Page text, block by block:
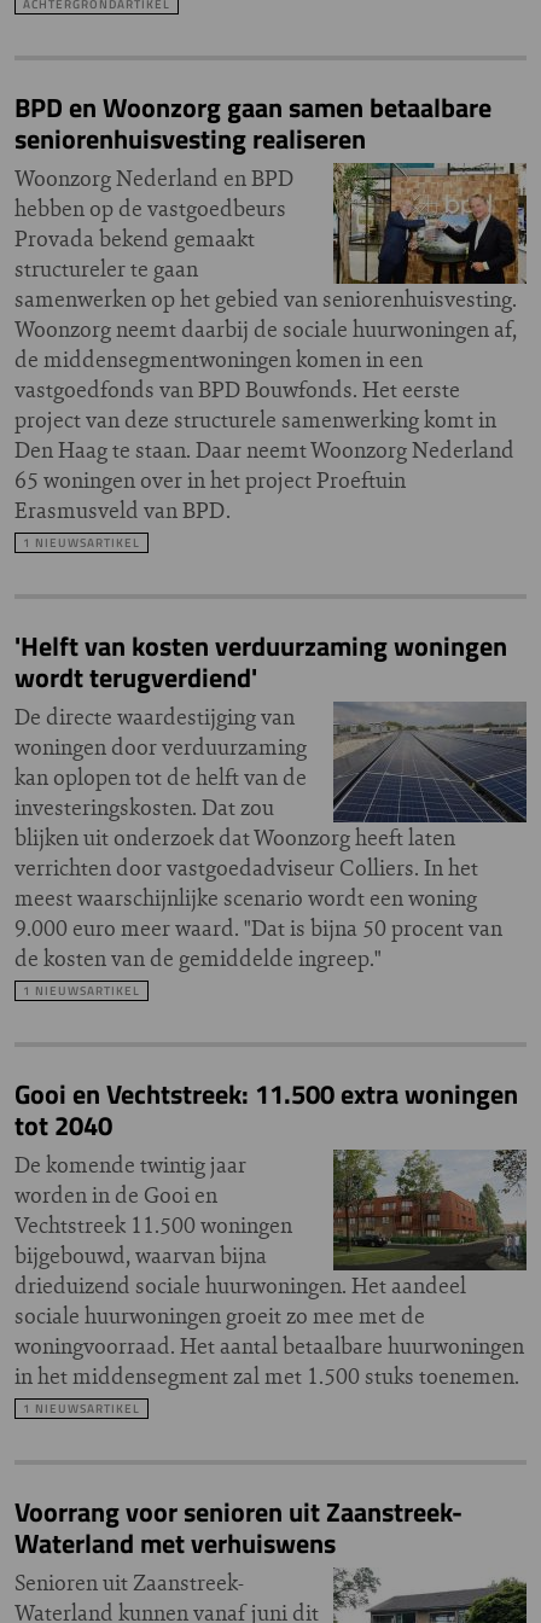
ACHTERGRONDARTIKEL
BPD en Woonzorg gaan samen betaalbare
seniorenhuisvesting realiseren
Woonzorg Nederland en BPD
hebben op de vastgoedbeurs
Provada bekend gemaakt
structureler te gaan
samenwerken op het gebied van seniorenhuisvesting.
Woonzorg neemt daarbij de sociale huurwoningen af,
de middensegmentwoningen komen in een
vastgoedfonds van BPD Bouwfonds. Het eerste
project van deze structurele samenwerking komt in
Den Haag te staan. Daar neemt Woonzorg Nederland
65 woningen over in het project Proeftuin
Erasmusveld van BPD.
1 NIEUWSARTIKEL
'Helft van kosten verduurzaming woningen
wordt terugverdiend'
De directe waardestijging van
woningen door verduurzaming
kan oplopen tot de helft van de
investeringskosten. Dat zou
blijken uit onderzoek dat Woonzorg heeft laten
verrichten door vastgoedadviseur Colliers. In het
meest waarschijnlijke scenario wordt een woning
9.000 euro meer waard. "Dat is bijna 50 procent van
de kosten van de gemiddelde ingreep."
1 NIEUWSARTIKEL
Gooi en Vechtstreek: 11.500 extra woningen
tot 2040
De komende twintig jaar
worden in de Gooi en
Vechtstreek 11.500 woningen
bijgebouwd, waarvan bijna
drieduizend sociale huurwoningen. Het aandeel
sociale huurwoningen groeit zo mee met de
woningvoorraad. Het aantal betaalbare huurwoningen
in het middensegment zal met 1.500 stuks toenemen.
1 NIEUWSARTIKEL
Voorrang voor senioren uit Zaanstreek-
Waterland met verhuiswens
Senioren uit Zaanstreek-
Waterland kunnen vanaf juni dit